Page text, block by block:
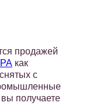
продажей
как
с
получаете